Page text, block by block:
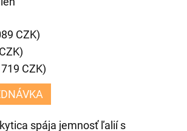
CZK)
CZK)
spája jemnosť ľalií s